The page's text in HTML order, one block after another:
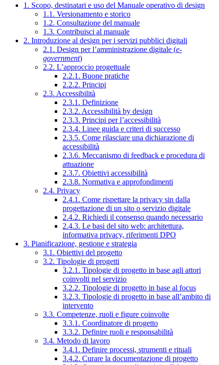
1. Scopo, destinatari e uso del Manuale operativo di design
1.1. Versionamento e storico
1.2. Consultazione del manuale
1.3. Contribuisci al manuale
2. Introduzione al design per i servizi pubblici digitali
2.1. Design per l’amministrazione digitale (e-
government)
2.2. L’approccio progettuale
2.2.1. Buone pratiche
2.2.2. Principi
2.3. Accessibilità
2.3.1. Definizione
2.3.2. Accessibilità by design
2.3.3. Principi per l’accessibilità
2.3.4. Linee guida e criteri di successo
2.3.5. Come rilasciare una dichiarazione di
accessibilità
2.3.6. Meccanismo di feedback e procedura di
attuazione
2.3.7. Obiettivi accessibilità
2.3.8. Normativa e approfondimenti
2.4. Privacy
2.4.1. Come rispettare la privacy sin dalla
progettazione di un sito o servizio digitale
2.4.2. Richiedi il consenso quando necessario
2.4.3. Le basi del sito web: architettura,
informativa privacy, riferimenti DPO
3. Pianificazione, gestione e strategia
3.1. Obiettivi del progetto
3.2. Tipologie di progetti
3.2.1. Tipologie di progetto in base agli attori
coinvolti nel servizio
3.2.2. Tipologie di progetto in base al focus
3.2.3. Tipologie di progetto in base all’ambito di
intervento
3.3. Competenze, ruoli e figure coinvolte
3.3.1. Coordinatore di progetto
3.3.2. Definire ruoli e responsabilità
3.4. Metodo di lavoro
3.4.1. Definire processi, strumenti e rituali
3.4.2. Curare la documentazione di progetto